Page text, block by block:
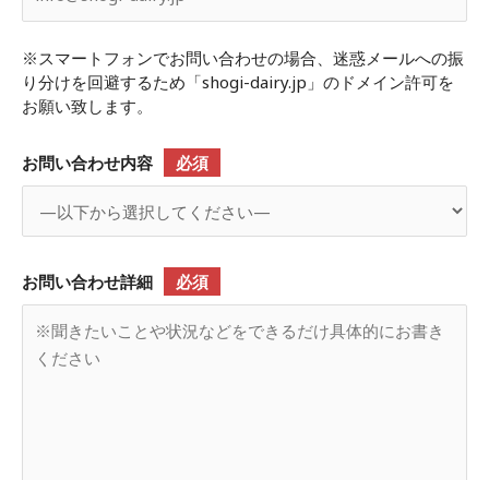
※スマートフォンでお問い合わせの場合、迷惑メールへの振
り分けを回避するため「shogi-dairy.jp」のドメイン許可を
お願い致します。
お問い合わせ内容 必須
お問い合わせ詳細 必須